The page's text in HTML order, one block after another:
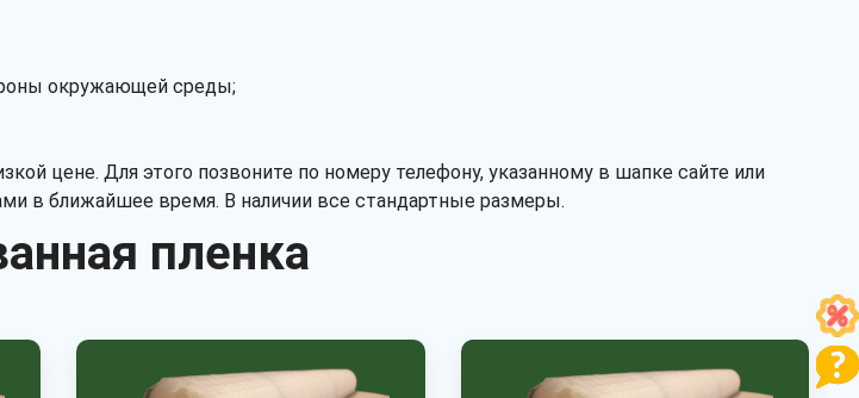
окружающей среды;
цене. Для этого позвоните по номеру телефону, указанному в шапке сайте или
в ближайшее время. В наличии все стандартные размеры.
пленка